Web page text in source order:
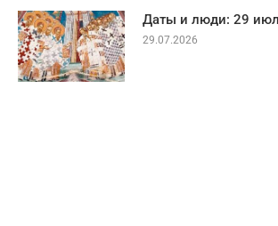
Даты и люди: 29
29.07.2026